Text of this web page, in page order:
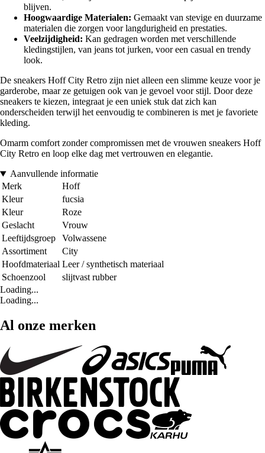
blijven.
Hoogwaardige Materialen: Gemaakt van stevige en duurzame
materialen die zorgen voor langdurigheid en prestaties.
Veelzijdigheid: Kan gedragen worden met verschillende
kledingstijlen, van jeans tot jurken, voor een casual en trendy
look.
De sneakers Hoff City Retro zijn niet alleen een slimme keuze voor je
garderobe, maar ze getuigen ook van je gevoel voor stijl. Door deze
sneakers te kiezen, integraat je een uniek stuk dat zich kan
onderscheiden terwijl het eenvoudig te combineren is met je favoriete
kleding.
Omarm comfort zonder compromissen met de vrouwen sneakers Hoff
City Retro en loop elke dag met vertrouwen en elegantie.
Aanvullende informatie
Merk
Hoff
Kleur
fucsia
Kleur
Roze
Geslacht
Vrouw
Leeftijdsgroep
Volwassene
Assortiment
City
Hoofdmateriaal Leer / synthetisch materiaal
Schoenzool
slijtvast rubber
Loading...
Loading...
Al onze merken